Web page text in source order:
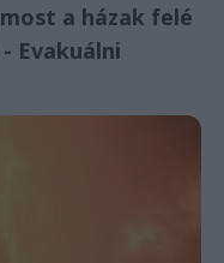
a házak felé
Evakuálni